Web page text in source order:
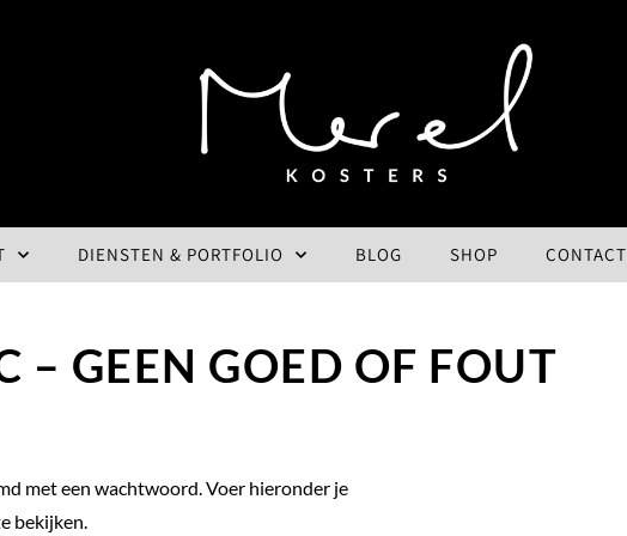
DIENSTEN & PORTFOLIO BLOG SHOP CONTACT
– GEEN GOED OF FOUT
met een wachtwoord. Voer hieronder je
bekijken.